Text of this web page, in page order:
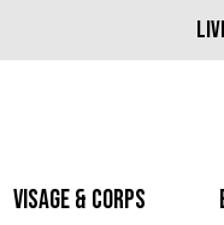
VISAGE & CORPS